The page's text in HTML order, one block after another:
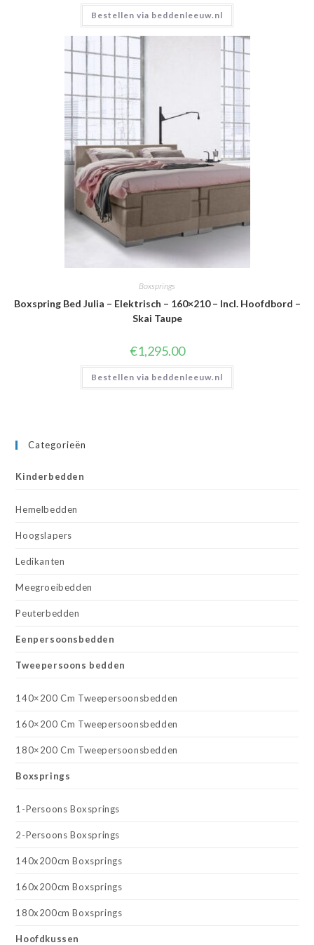
Bestellen via beddenleeuw.nl
Boxsprings
Boxspring Bed Julia – Elektrisch – 160×210 – Incl. Hoofdbord –
Skai Taupe
€1,295.00
Bestellen via beddenleeuw.nl
Categorieën
Kinderbedden
Hemelbedden
Hoogslapers
Ledikanten
Meegroeibedden
Peuterbedden
Eenpersoonsbedden
Tweepersoons bedden
140×200 Cm Tweepersoonsbedden
160×200 Cm Tweepersoonsbedden
180×200 Cm Tweepersoonsbedden
Boxsprings
1-Persoons Boxsprings
2-Persoons Boxsprings
140x200cm Boxsprings
160x200cm Boxsprings
180x200cm Boxsprings
Hoofdkussen